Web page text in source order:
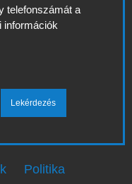
telefonszámát a
információk
Politika